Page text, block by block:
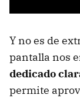
Y no es de
pantalla nos
dedicado
permite